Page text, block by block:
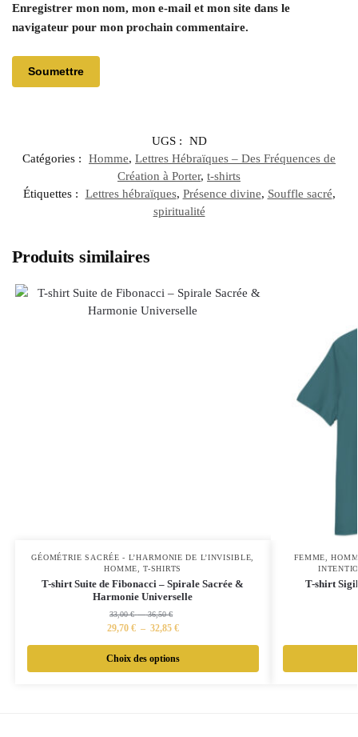
Enregistrer mon nom, mon e-mail et mon site dans le
navigateur pour mon prochain commentaire.
UGS :
ND
Catégories :
Homme, Lettres Hébraïques – Des Fréquences de
Création à Porter, t-shirts
Étiquettes :
Lettres hébraïques, Présence divine, Souffle sacré,
spiritualité
Produits similaires
GÉOMÉTRIE SACRÉE - L’HARMONIE DE L’INVISIBLE
HOMME ,T-SHIRTS
T-shirt Suite de Fibonacci – Spirale Sacrée &
Harmonie Universelle
33,00€ – 36,50€
29,70 € – 32,85 €
Choix des options
FEMME ,
T-shirt